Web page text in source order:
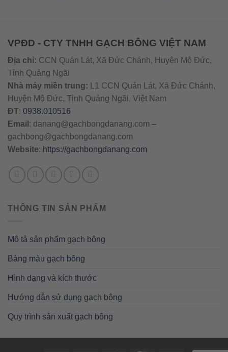
VPĐD - CTY TNHH GẠCH BÔNG VIỆT NAM
Địa chỉ: CCN Quán Lát, Xã Đức Chánh, Huyện Mộ Đức,
Tỉnh Quảng Ngãi
Nhà máy miền trung: L1 CCN Quán Lát, Xã Đức Chánh,
Huyện Mộ Đức, Tỉnh Quảng Ngãi, Việt Nam
ĐT: 0938.010516
Email : danang@gachbongdanang.com –
gachbong@gachbongdanang.com
Website: https://gachbongdanang.com
THÔNG TIN SẢN PHẨM
Mô tả sản phẩm gạch bông
Bảng màu gạch bông
Hình dạng và kích thước
Hướng dẫn sử dụng gạch bông
Quy trình sản xuất gạch bông